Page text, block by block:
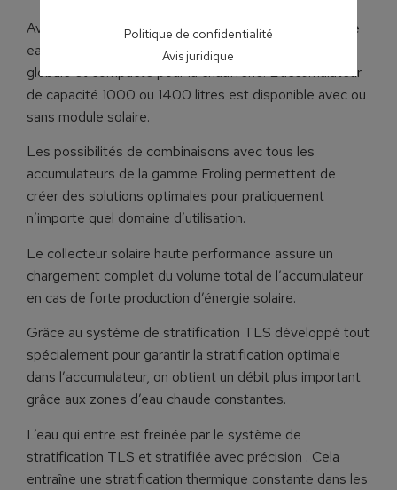
Avec l’accumulateur stratifié FW et le nouveau module
eau chaude sanitaire FWM, Froling propose la solution
globale et compacte pour la chaufferie. L’accumulateur
de capacité 1000 ou 1400 litres est disponible avec ou
sans module solaire.
Les possibilités de combinaisons avec tous les
accumulateurs de la gamme Froling permettent de
créer des solutions optimales pour pratiquement
n’importe quel domaine d’utilisation.
Le collecteur solaire haute performance assure un
chargement complet du volume total de l’accumulateur
en cas de forte production d’énergie solaire.
Grâce au système de stratification TLS développé tout
spécialement pour garantir la stratification optimale
dans l’accumulateur, on obtient un débit plus important
grâce aux zones d’eau chaude constantes.
L’eau qui entre est freinée par le système de
stratification TLS et stratifiée avec précision . Cela
entraîne une stratification thermique constante dans les
Politique de confidentialité
Avis juridique